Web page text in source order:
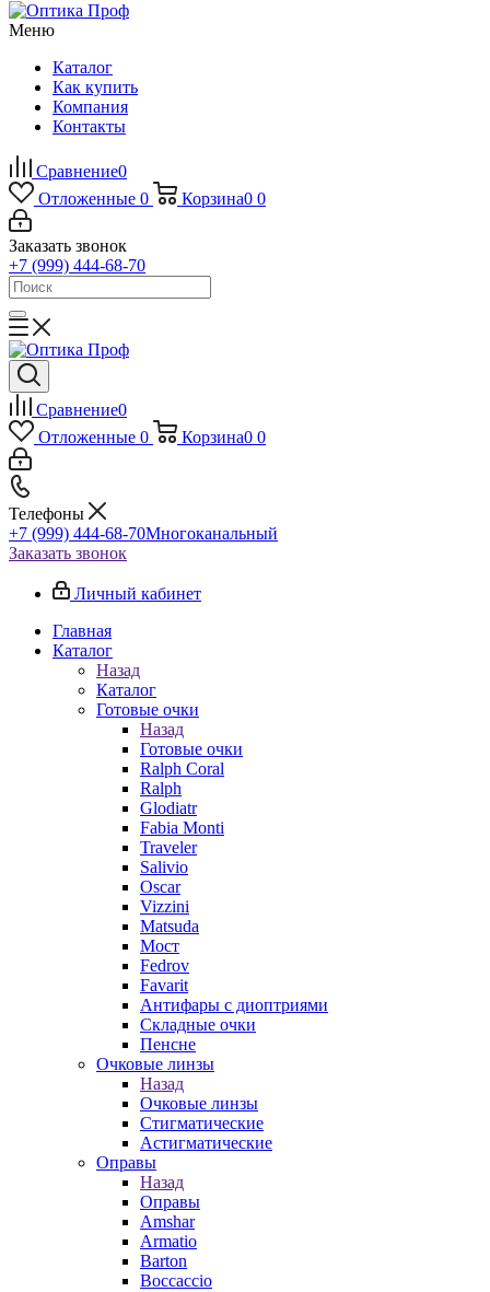
Меню
Каталог
Как купить
Компания
Контакты
Сравнение0
Отложенные 0 Корзина0 0
Заказать звонок
+7 (999) 444-68-70
Сравнение0
Отложенные 0 Корзина0 0
Телефоны
+7 (999) 444-68-70Многоканальный
Заказать звонок
Личный кабинет
Главная
Каталог
Назад
Каталог
Готовые очки
Назад
Готовые очки
Ralph Coral
Ralph
Glodiatr
Fabia Monti
Traveler
Salivio
Oscar
Vizzini
Matsuda
Мост
Fedrov
Favarit
Антифары с диоптриями
Складные очки
Пенсне
Очковые линзы
Назад
Очковые линзы
Стигматические
Астигматические
Оправы
Назад
Оправы
Amshar
Armatio
Barton
Boccaccio